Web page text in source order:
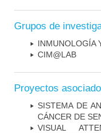
Grupos de
INMUNOLOGÍA
CIM@LAB
Proyectos
SISTEMA DE
CÁNCER DE
VISUAL